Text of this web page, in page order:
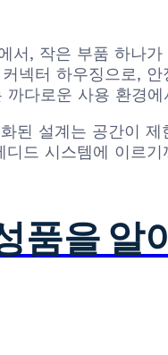
서, 작은 부품 하나
넥터 하우징으로,
다로운 사용 환경
된 설계는 공간이
디드 시스템에 이르
품을 알